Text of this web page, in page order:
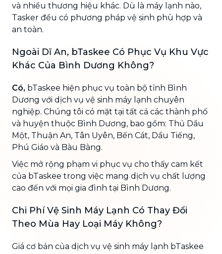
và nhiều thương hiệu khác. Dù là máy lạnh nào,
Tasker đều có phương pháp vệ sinh phù hợp và
an toàn.
Ngoài Dĩ An, bTaskee Có Phục Vụ Khu Vực
Khác Của Bình Dương Không?
Có, bTaskee hiện phục vụ toàn bộ tỉnh Bình
Dương với dịch vụ vệ sinh máy lạnh chuyên
nghiệp. Chúng tôi có mặt tại tất cả các thành phố
và huyện thuộc Bình Dương, bao gồm: Thủ Dầu
Một, Thuận An, Tân Uyên, Bến Cát, Dầu Tiếng,
Phú Giáo và Bàu Bàng.
Việc mở rộng phạm vi phục vụ cho thấy cam kết
của bTaskee trong việc mang dịch vụ chất lượng
cao đến với mọi gia đình tại Bình Dương.
Chi Phí Vệ Sinh Máy Lạnh Có Thay Đổi
Theo Mùa Hay Loại Máy Không?
Giá cơ bản của dịch vụ vệ sinh máy lạnh bTaskee